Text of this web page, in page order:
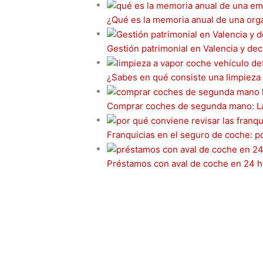
¿Qué es la memoria anual de una
Gestión patrimonial en Valencia y
¿Sabes en qué consiste una
Comprar coches de segunda mano:
Franquicias en el seguro de coche:
Préstamos con aval de coche en 24